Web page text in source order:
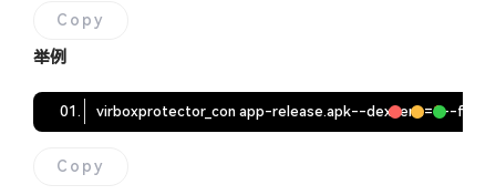
Copy
举例
virboxprotector_con app-release.apk--dex-enc=1--file-
Copy